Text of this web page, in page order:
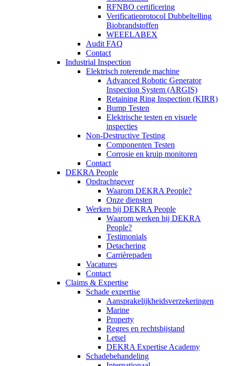
RFNBO certificering
Verificatieprotocol Dubbeltelling
Biobrandstoffen
WEEELABEX
Audit FAQ
Contact
Industrial Inspection
Elektrisch roterende machine
Advanced Robotic Generator
Inspection System (ARGIS)
Retaining Ring Inspection (KIRR)
Bump Testen
Elektrische testen en visuele
inspecties
Non-Destructive Testing
Componenten Testen
Corrosie en kruip monitoren
Contact
DEKRA People
Opdrachtgever
Waarom DEKRA People?
Onze diensten
Werken bij DEKRA People
Waarom werken bij DEKRA
People?
Testimonials
Detachering
Carrièrepaden
Vacatures
Contact
Claims & Expertise
Schade expertise
Aansprakelijkheidsverzekeringen
Marine
Property
Regres en rechtsbijstand
Letsel
DEKRA Expertise Academy
Schadebehandeling